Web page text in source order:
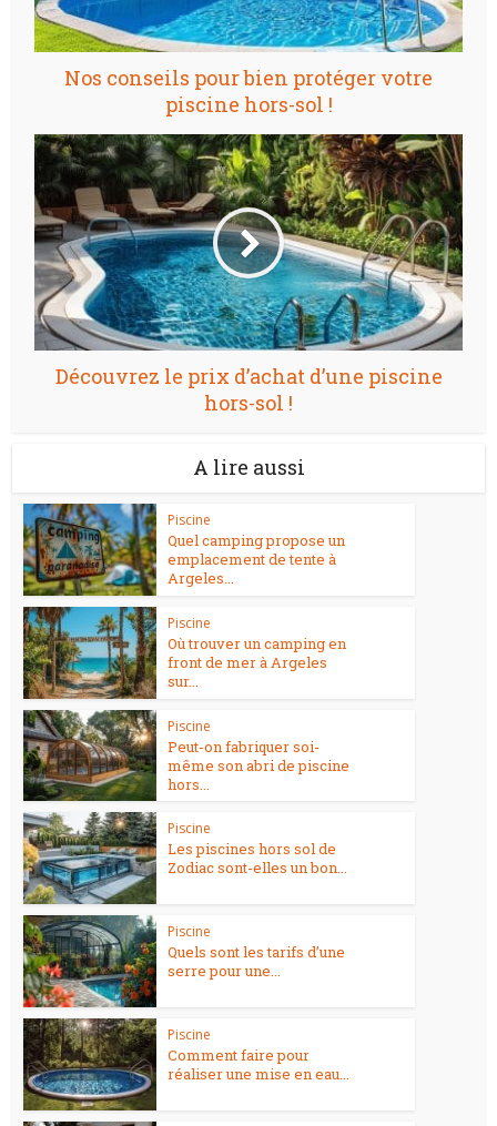
Nos conseils pour bien protéger votre
piscine hors-sol !
Découvrez le prix d’achat d’une piscine
hors-sol !
A lire aussi
Piscine
Quel camping propose un
emplacement de tente à
Argeles...
Piscine
Où trouver un camping en
front de mer à Argeles
sur...
Piscine
Peut-on fabriquer soi-
même son abri de piscine
hors...
Piscine
Les piscines hors sol de
Zodiac sont-elles un bon...
Piscine
Quels sont les tarifs d’une
serre pour une...
Piscine
Comment faire pour
réaliser une mise en eau...